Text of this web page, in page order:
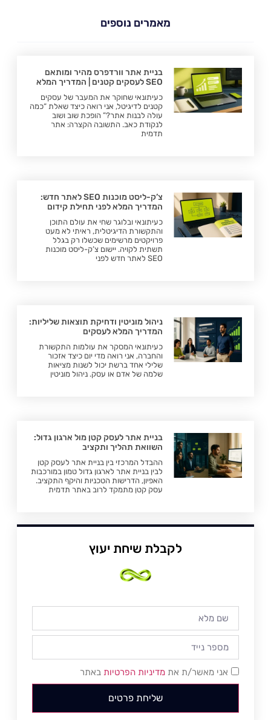
מאמרים נוספים
בניית אתר וורדפרס מהיר ומותאם
SEO לעסקים קטנים | המדריך המלא
כעיתונאי שחוקר את המעבר של עסקים
קטנים לדיגיטל, אני רואה כיצד שאלת “כמה
עולה לבנות אתר?” הופכת שוב ושוב
לנקודת כאב. התשובה הקצרה: אתר
תדמית
צ’ק-ליסט מוכנות SEO לאתר חדש:
המדריך המלא לפני תחילת קידום
כעיתונאי ובלוגר שחי את עולם התוכן
והתקשורת הדיגיטלית, ראיתי לא מעט
פרויקטים מרשימים שכשלו רק בגלל
תשתית לקויה. יישום צ’ק-ליסט מוכנות
SEO לאתר חדש לפני
ניהול מוניטין ודחיקת תוצאות שליליות:
המדריך המלא לעסקים
כעיתונאי המסקר את עולמות התקשורת
והחברה, אני רואה מדי יום כיצד אזכור
שלילי אחד ברשת יכול לשנות מציאות
שלמה של אדם או עסק. ניהול מוניטין
בניית אתר לעסק קטן מול ארגון גדול:
השוואת תהליך ותקציב
ההבדל המרכזי בין בניית אתר לעסק קטן
לבין בניית אתר לארגון גדול טמון במורכבות
האפיון, הדרישות הטכניות והיקף התקציב.
עסק קטן מתמקד לרוב באתר תדמית
לקבלת שיחת יעוץ
אני מאשר/ת את מדיניות הפרטיות באתר
שליחת פרטים